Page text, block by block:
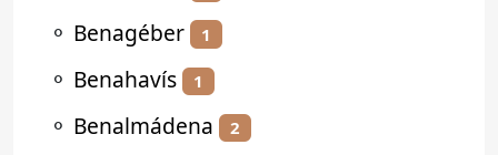
⚬ Benagéber 1
⚬ Benahavís 1
⚬ Benalmádena 2